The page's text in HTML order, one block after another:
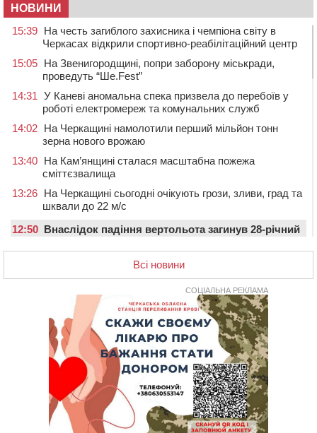
НОВИНИ
15:39 На честь загиблого захисника і чемпіона світу в
Черкасах відкрили спортивно-реабілітаційний центр
15:05 На Звенигородщині, попри заборону міськради,
проведуть “Ше.Fest”
14:31 У Каневі аномальна спека призвела до перебоїв у
роботі електромереж та комунальних служб
14:02 На Черкащині намолотили перший мільйон тонн
зерна нового врожаю
13:40 На Кам’янщині сталася масштабна пожежа
сміттєзвалища
13:26 На Черкащині сьогодні очікують грози, зливи, град та
шквали до 22 м/с
12:50 Внаслідок падіння вертольота загинув 28-річний
У центрі Черкас не поділили дорогу водії двох ВАЗів
У Черкасах до середини серпня обмежать рух
транспорту на трьох вулицях
На Черкащині кількість укриттів збільшилась
уп’ятеро з початку повномасштабної війни
У Черкасах водій Audi Q5 спричинив аварію, не
пропустивши інший кросовер
“Черкасиводоканал” пропонує підвищити
тарифи на воду та водовідведення з 2027 року
Встановити гойдалки, карусель і закупити іграшки: у
Всі новини
СОЦІАЛЬНА РЕКЛАМА